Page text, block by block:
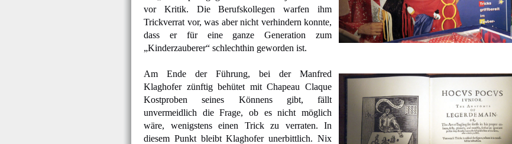
vor Kritik. Die Berufskollegen warfen ihm
Trickverrat vor, was aber nicht verhindern konnte,
dass er für eine ganze Generation zum
„Kinderzauberer“ schlechthin geworden ist.
Am Ende der Führung, bei der Manfred
Klaghofer zünftig behütet mit Chapeau Claque
Kostproben seines Könnens gibt, fällt
unvermeidlich die Frage, ob es nicht möglich
wäre, wenigstens einen Trick zu verraten. In
diesem Punkt bleibt Klaghofer unerbittlich. Nix